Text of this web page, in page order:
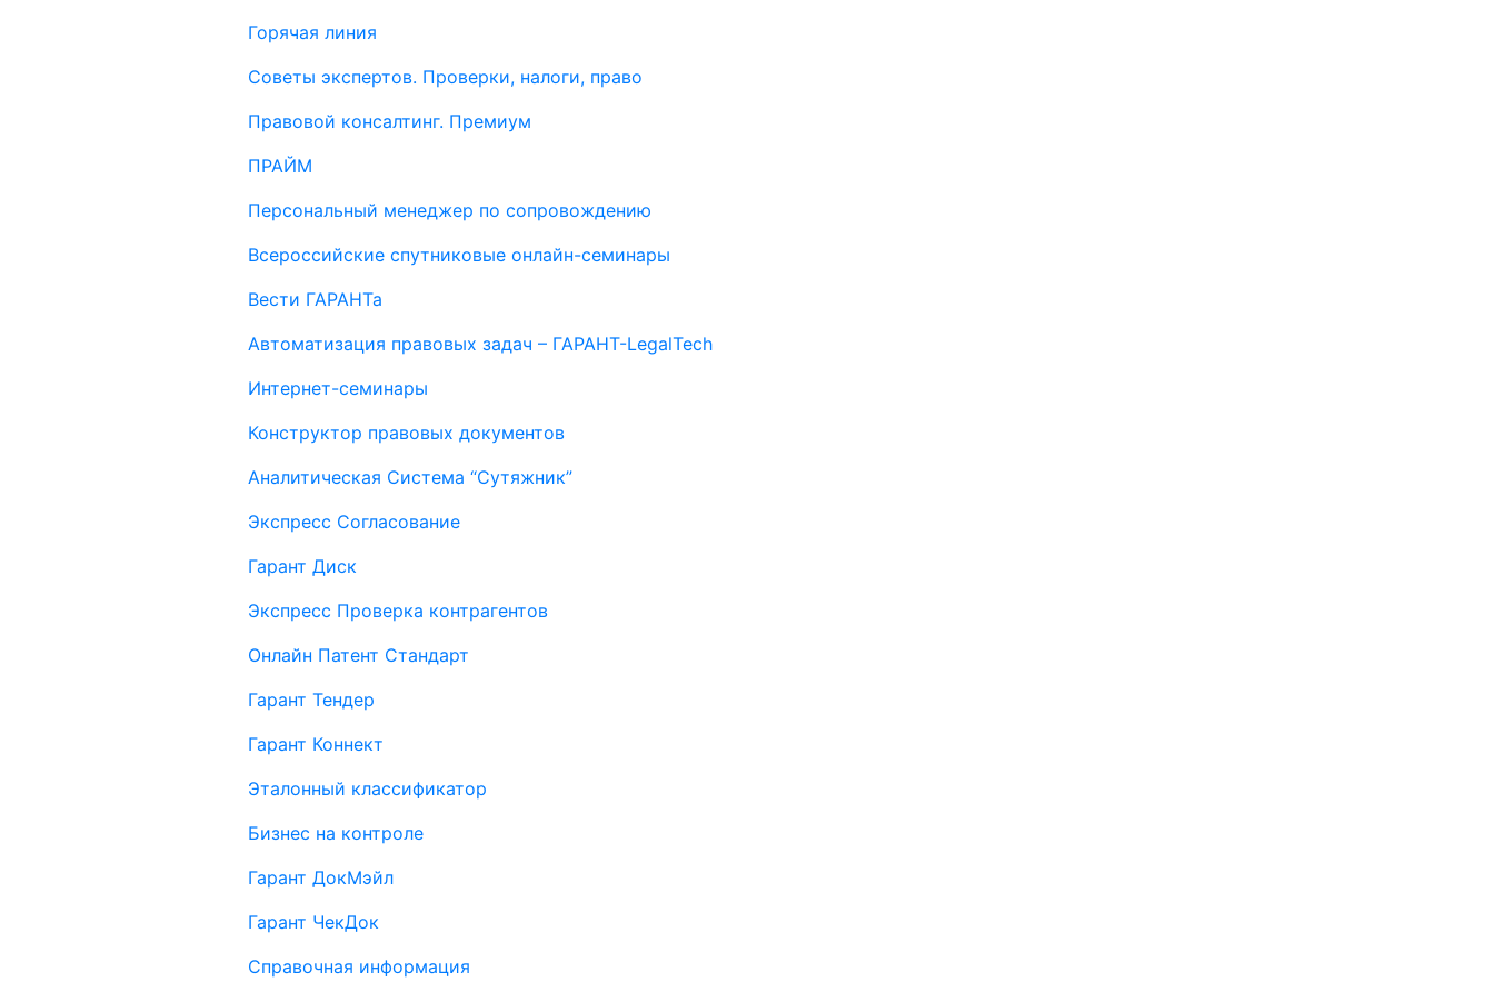
Горячая линия
Советы экспертов. Проверки, налоги, право
Правовой консалтинг. Премиум
ПРАЙМ
Персональный менеджер по сопровождению
Всероссийские спутниковые онлайн-семинары
Вести ГАРАНТа
Автоматизация правовых задач – ГАРАНТ-LegalTech
Интернет-семинары
Конструктор правовых документов
Аналитическая Система “Сутяжник”
Экспресс Согласование
Гарант Диск
Экспресс Проверка контрагентов
Онлайн Патент Стандарт
Гарант Тендер
Гарант Коннект
Эталонный классификатор
Бизнес на контроле
Гарант ДокМэйл
Гарант ЧекДок
Справочная информация